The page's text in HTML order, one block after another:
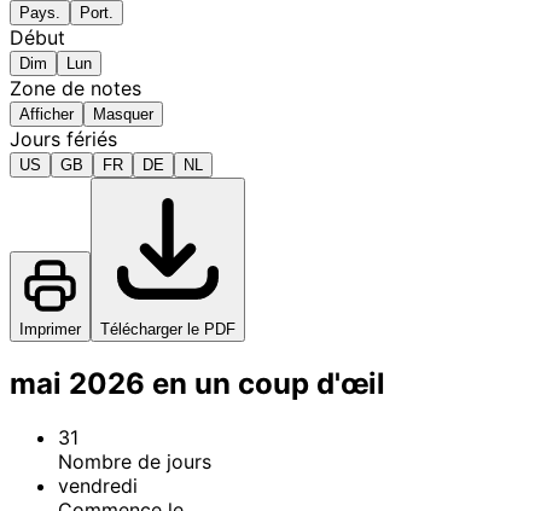
Pays. Port.
Début
Dim Lun
Zone de notes
Afficher Masquer
Jours fériés
US GB FR DE NL
Imprimer Télécharger le PDF
mai 2026 en un coup d'œil
31
Nombre de jours
vendredi